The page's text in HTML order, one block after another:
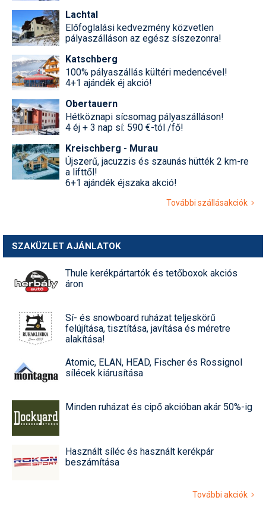
Lachtal
Előfoglalási kedvezmény közvetlen
pályaszálláson az egész síszezonra!
Katschberg
100% pályaszállás kültéri medencével!
4+1 ajándék éj akció!
Obertauern
Hétköznapi sícsomag pályaszálláson!
4 éj + 3 nap sí: 590 €-tól /fő!
Kreischberg - Murau
Újszerű, jacuzzis és szaunás hütték 2 km-re
a lifttől!
6+1 ajándék éjszaka akció!
További szállásakciók
SZAKÜZLET AJÁNLATOK
Thule kerékpártartók és tetőboxok akciós
áron
Sí- és snowboard ruházat teljeskörű
felújítása, tisztítása, javítása és méretre
alakítása!
Atomic, ELAN, HEAD, Fischer és Rossignol
sílécek kiárusítása
Minden ruházat és cipő akcióban akár 50%-ig
Használt síléc és használt kerékpár
beszámítása
További akciók